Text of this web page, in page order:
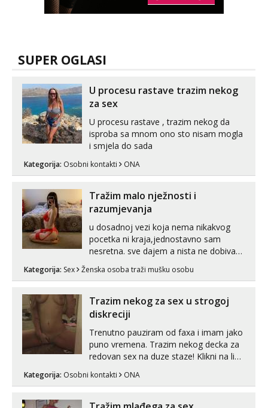
SUPER OGLASI
U procesu rastave trazim nekog
za sex
U procesu rastave , trazim nekog da
isproba sa mnom ono sto nisam mogla
i smjela do sada
Kategorija: Osobni kontakti ONA
Tražim malo nježnosti i
razumjevanja
u dosadnoj vezi koja nema nikakvog
pocetka ni kraja,jednostavno sam
nesretna. sve dajem a nista ne dobivam
zadovoljiti moje potrebe,ne trazim puno
volim njezan seks i njezne poljupce po
tijelu koji me jako pale,obozavam kad
Kategorija: Sex Ženska osoba traži mušku osobu
Trazim nekog za sex u strogoj
diskreciji
Trenutno pauziram od faxa i imam jako
puno vremena. Trazim nekog decka za
redovan sex na duze staze! Klikni na link
Kategorija: Osobni kontakti ONA